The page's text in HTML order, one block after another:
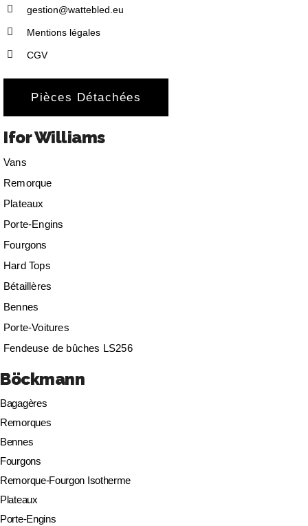
gestion@wattebled.eu
Mentions légales
CGV
Pièces Détachées
Ifor Williams
Vans
Remorque
Plateaux
Porte-Engins
Fourgons
Hard Tops
Bétaillères
Bennes
Porte-Voitures
Fendeuse de bûches LS256
Böckmann
Bagagères
Remorques
Bennes
Fourgons
Remorque-Fourgon Isotherme
Plateaux
Porte-Engins